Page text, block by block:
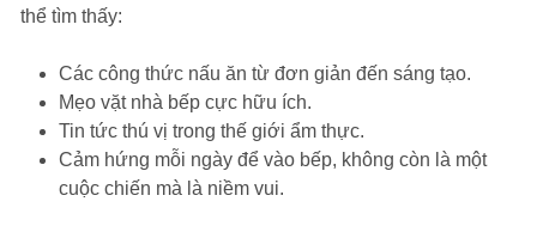
thể tìm thấy:
Các công thức nấu ăn từ đơn giản đến sáng tạo.
Mẹo vặt nhà bếp cực hữu ích.
Tin tức thú vị trong thế giới ẩm thực.
Cảm hứng mỗi ngày để vào bếp, không còn là một
cuộc chiến mà là niềm vui.